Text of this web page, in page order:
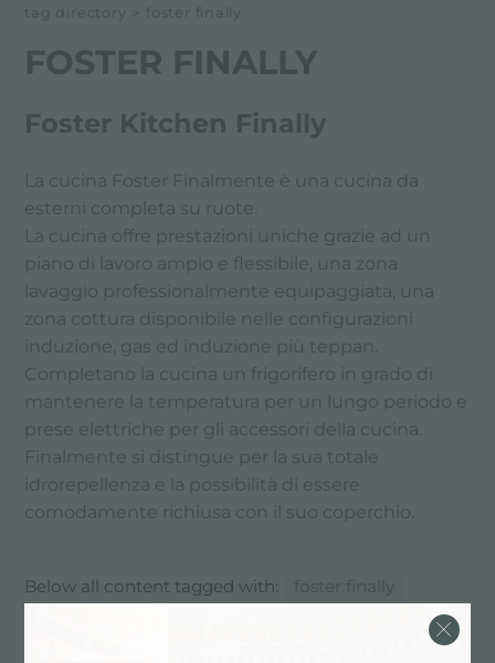
tag directory > foster finally
FOSTER FINALLY
Foster Kitchen Finally
La cucina Foster Finalmente è una cucina da
esterni completa su ruote.
La cucina offre prestazioni uniche grazie ad un
piano di lavoro ampio e flessibile, una zona
lavaggio professionalmente equipaggiata, una
zona cottura disponibile nelle configurazioni
induzione, gas ed induzione più teppan.
Completano la cucina un frigorifero in grado di
mantenere la temperatura per un lungo periodo e
prese elettriche per gli accessori della cucina.
Finalmente si distingue per la sua totale
idrorepellenza e la possibilità di essere
comodamente richiusa con il suo coperchio.
Below all content tagged with: foster finally
CATALOG, PRODUCTS: FOSTER